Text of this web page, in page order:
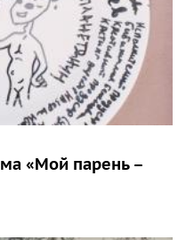
«Мой парень –